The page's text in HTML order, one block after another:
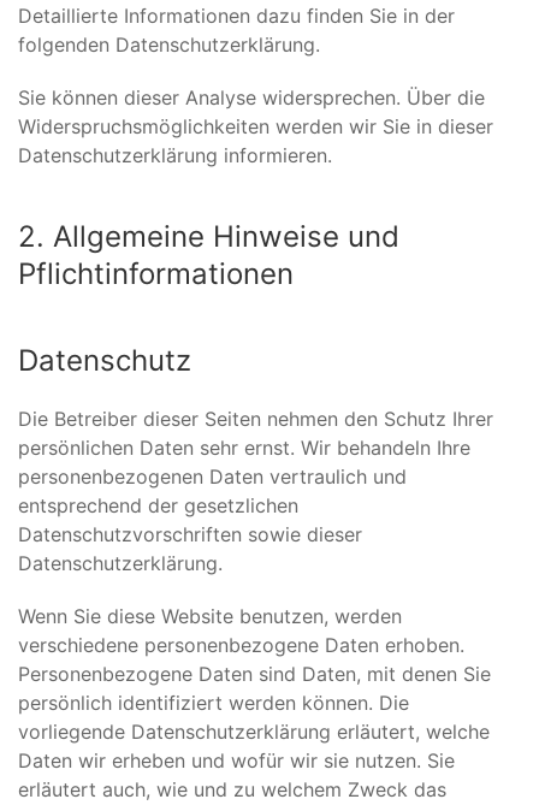
Detaillierte Informationen dazu finden Sie in der
folgenden Datenschutzerklärung.
Sie können dieser Analyse widersprechen. Über die
Widerspruchsmöglichkeiten werden wir Sie in dieser
Datenschutzerklärung informieren.
2. Allgemeine Hinweise und
Pflichtinformationen
Datenschutz
Die Betreiber dieser Seiten nehmen den Schutz Ihrer
persönlichen Daten sehr ernst. Wir behandeln Ihre
personenbezogenen Daten vertraulich und
entsprechend der gesetzlichen
Datenschutzvorschriften sowie dieser
Datenschutzerklärung.
Wenn Sie diese Website benutzen, werden
verschiedene personenbezogene Daten erhoben.
Personenbezogene Daten sind Daten, mit denen Sie
persönlich identifiziert werden können. Die
vorliegende Datenschutzerklärung erläutert, welche
Daten wir erheben und wofür wir sie nutzen. Sie
erläutert auch, wie und zu welchem Zweck das